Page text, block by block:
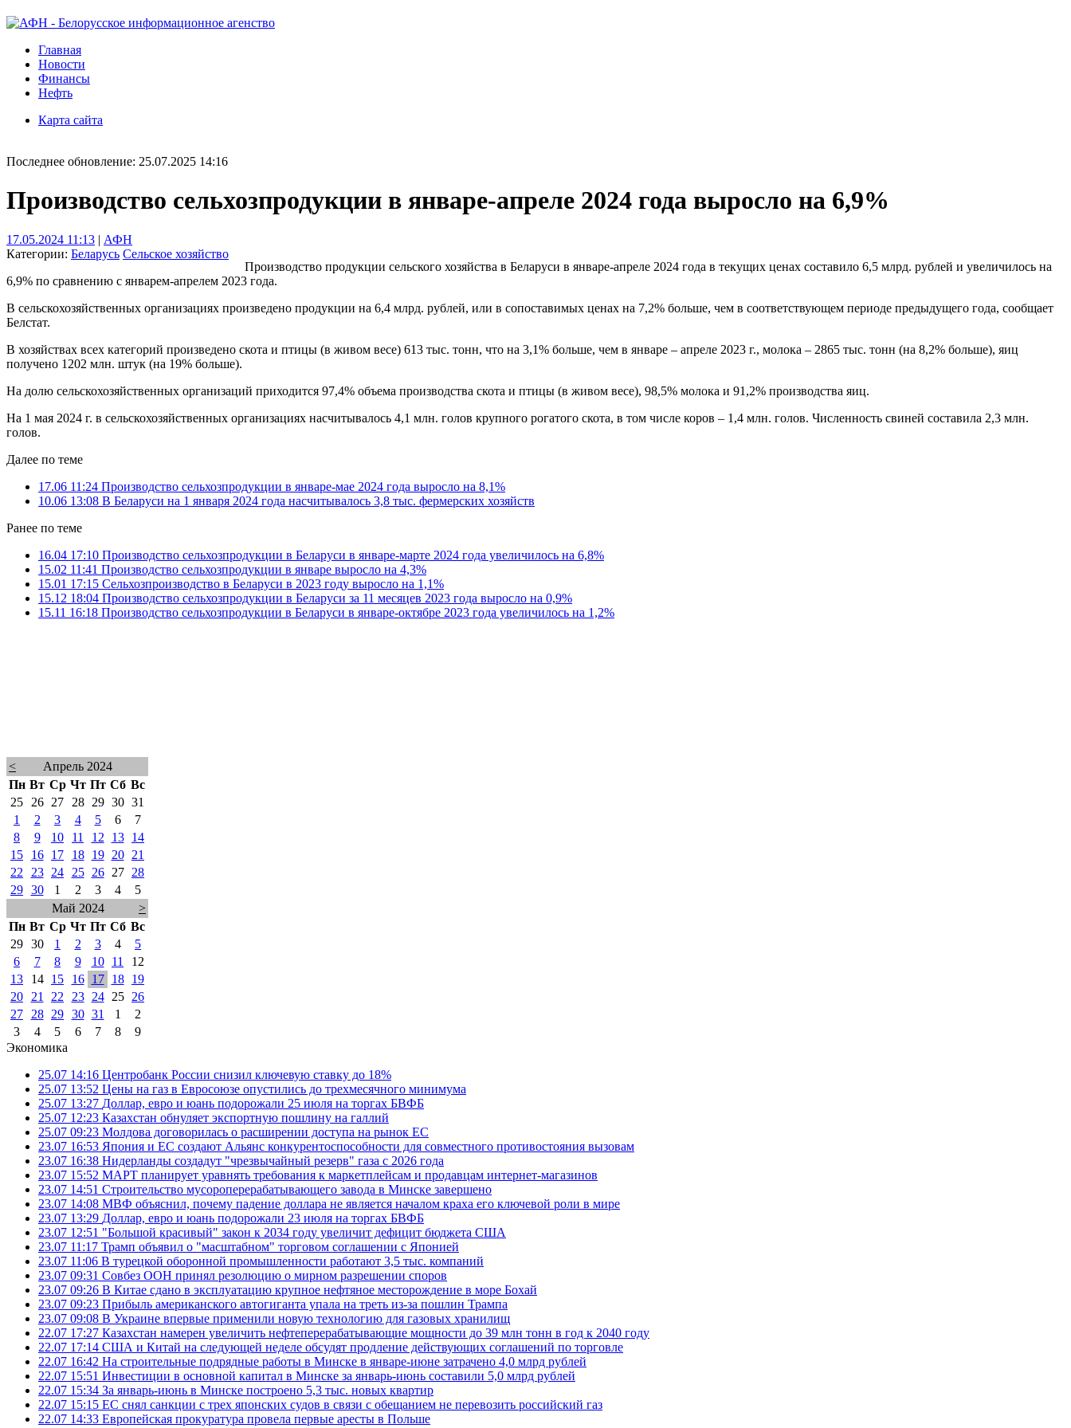
Главная
Новости
Финансы
Нефть
Карта сайта
Последнее обновление: 25.07.2025 14:16
Производство сельхозпродукции в январе-апреле 2024 года выросло на 6,9%
17.05.2024 11:13 | АФН
Категории: Беларусь Сельское хозяйство
Производство продукции сельского хозяйства в Беларуси в январе-апреле 2024 года в текущих ценах составило 6,5 млрд. рублей и увеличилось на
6,9% по сравнению с январем-апрелем 2023 года.
В сельскохозяйственных организациях произведено продукции на 6,4 млрд. рублей, или в сопоставимых ценах на 7,2% больше, чем в соответствующем периоде предыдущего года, сообщает
Белстат.
В хозяйствах всех категорий произведено скота и птицы (в живом весе) 613 тыс. тонн, что на 3,1% больше, чем в январе – апреле 2023 г., молока – 2865 тыс. тонн (на 8,2% больше), яиц
получено 1202 млн. штук (на 19% больше).
На долю сельскохозяйственных организаций приходится 97,4% объема производства скота и птицы (в живом весе), 98,5% молока и 91,2% производства яиц.
На 1 мая 2024 г. в сельскохозяйственных организациях насчитывалось 4,1 млн. голов крупного рогатого скота, в том числе коров – 1,4 млн. голов. Численность свиней составила 2,3 млн.
голов.
Далее по теме
17.06 11:24 Производство сельхозпродукции в январе-мае 2024 года выросло на 8,1%
10.06 13:08 В Беларуси на 1 января 2024 года насчитывалось 3,8 тыс. фермерских хозяйств
Ранее по теме
16.04 17:10 Производство сельхозпродукции в Беларуси в январе-марте 2024 года увеличилось на 6,8%
15.02 11:41 Производство сельхозпродукции в январе выросло на 4,3%
15.01 17:15 Сельхозпроизводство в Беларуси в 2023 году выросло на 1,1%
15.12 18:04 Производство сельхозпродукции в Беларуси за 11 месяцев 2023 года выросло на 0,9%
15.11 16:18 Производство сельхозпродукции в Беларуси в январе-октябре 2023 года увеличилось на 1,2%
<
Апрель 2024
Пн Вт Ср Чт Пт Сб Вс
25
26 27 28 29 30 31
1
2 3 4 5 6
7
8
9 10 11 12 13
14
15
16 17 18 19 20
21
22
23 24 25 26 27
28
29 30 1 2 3 4
5
Май 2024
>
Пн Вт Ср Чт Пт Сб Вс
29 30 1 2 3 4
5
6
7 8 9 10 11
12
13
14 15 16 17 18
19
20
21 22 23 24 25
26
27
28 29 30 31 1
2
3
4 5 6 7 8
9
Экономика
25.07 14:16 Центробанк России снизил ключевую ставку до 18%
25.07 13:52 Цены на газ в Евросоюзе опустились до трехмесячного минимума
25.07 13:27 Доллар, евро и юань подорожали 25 июля на торгах БВФБ
25.07 12:23 Казахстан обнуляет экспортную пошлину на галлий
25.07 09:23 Молдова договорилась о расширении доступа на рынок ЕС
23.07 16:53 Япония и ЕС создают Альянс конкурентоспособности для совместного противостояния вызовам
23.07 16:38 Нидерланды создадут "чрезвычайный резерв" газа с 2026 года
23.07 15:52 МАРТ планирует уравнять требования к маркетплейсам и продавцам интернет-магазинов
23.07 14:51 Строительство мусороперерабатывающего завода в Минске завершено
23.07 14:08 МВФ объяснил, почему падение доллара не является началом краха его ключевой роли в мире
23.07 13:29 Доллар, евро и юань подорожали 23 июля на торгах БВФБ
23.07 12:51 "Большой красивый" закон к 2034 году увеличит дефицит бюджета США
23.07 11:17 Трамп объявил о "масштабном" торговом соглашении с Японией
23.07 11:06 В турецкой оборонной промышленности работают 3,5 тыс. компаний
23.07 09:31 Совбез ООН принял резолюцию о мирном разрешении споров
23.07 09:26 В Китае сдано в эксплуатацию крупное нефтяное месторождение в море Бохай
23.07 09:23 Прибыль американского автогиганта упала на треть из-за пошлин Трампа
23.07 09:08 В Украине впервые применили новую технологию для газовых хранилищ
22.07 17:27 Казахстан намерен увеличить нефтеперерабатывающие мощности до 39 млн тонн в год к 2040 году
22.07 17:14 США и Китай на следующей неделе обсудят продление действующих соглашений по торговле
22.07 16:42 На строительные подрядные работы в Минске в январе-июне затрачено 4,0 млрд рублей
22.07 15:51 Инвестиции в основной капитал в Минске за январь-июнь составили 5,0 млрд рублей
22.07 15:34 За январь-июнь в Минске построено 5,3 тыс. новых квартир
22.07 15:15 ЕС снял санкции с трех японских судов в связи с обещанием не перевозить российский газ
22.07 14:33 Европейская прокуратура провела первые аресты в Польше